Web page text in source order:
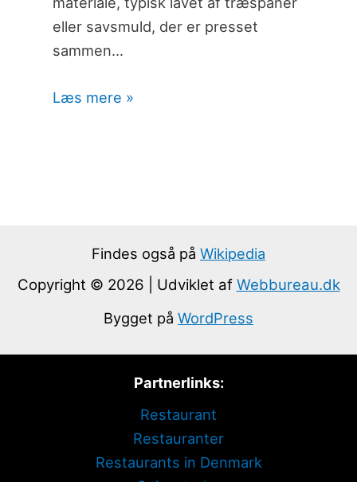
eller savsmuld, der er presset
sammen…
Læs mere »
Findes også på Wikipedia
Copyright © 2026 | Udviklet af Webbureau.dk
Bygget på WordPress
Partnerlinks:
Restaurant
Restauranter
Restaurants in Denmark